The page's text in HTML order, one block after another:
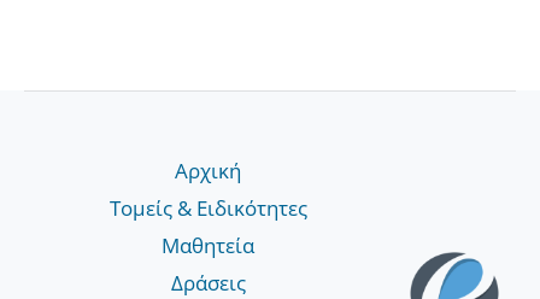
Αρχική
Τομείς & Ειδικότητες
Μαθητεία
Δράσεις